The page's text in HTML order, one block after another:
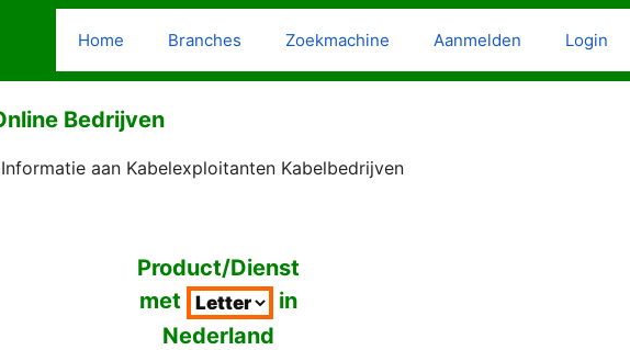
Home Branches Zoekmachine Aanmelden Login
Bedrijven
aan Kabelexploitanten Kabelbedrijven
Product/Dienst
met
in
Nederland